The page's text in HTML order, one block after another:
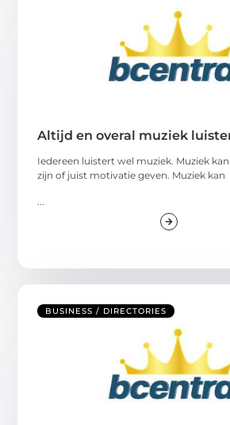
Altijd en overal muziek
Iedereen luistert wel muziek. Muziek
zijn of juist motivatie geven. Muziek kan
BUSINESS / DIRECTORIES